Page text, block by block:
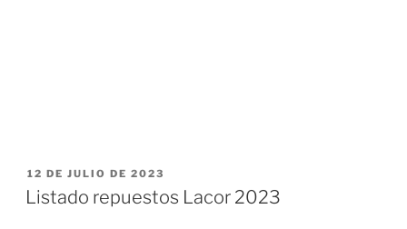
PUBLICADO
EL
12 DE JULIO DE 2023
Listado repuestos Lacor 2023